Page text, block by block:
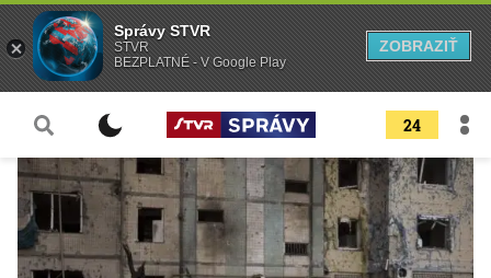
24
Správy STVR
STVR
BEZPLATNÉ - V Google Play
ZOBRAZIŤ